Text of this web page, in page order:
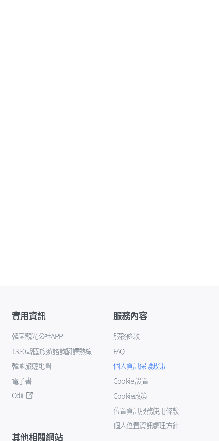
實用資訊
韓國觀光公社APP
1330韓國旅遊諮詢翻譯熱線
韓國旅遊地圖
電子書
Odii
服務內容
服務條款
FAQ
個人資訊保護政策
Cookie 設置
Cookie政策
位置資訊服務使用條款
個人位置資訊處理方針
其他相關網站